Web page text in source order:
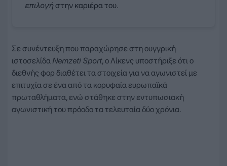
επιλογή στην καριέρα του.
Σε συνέντευξη που παραχώρησε στη ουγγρική
ιστοσελίδα Nemzeti Sport, ο Λίκενς υποστήριξε ότι ο
διεθνής φορ διαθέτει τα στοιχεία για να αγωνιστεί με
επιτυχία σε ένα από τα κορυφαία ευρωπαϊκά
πρωταθλήματα, ενώ στάθηκε στην εντυπωσιακή
αγωνιστική του πρόοδο τα τελευταία δύο χρόνια.